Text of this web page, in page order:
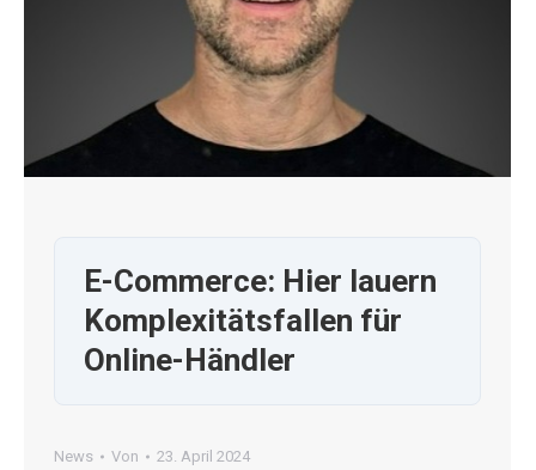
E-Commerce: Hier lauern
Komplexitätsfallen für
Online-Händler
News Von 23. April 2024